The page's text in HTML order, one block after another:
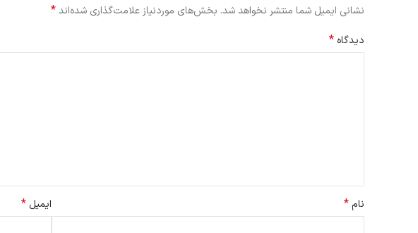
نشانی ایمیل شما منتشر نخواهد شد. بخش‌های موردنیاز علامت‌گذاری شده‌اند*
دیدگاه *
نام* ایمیل*